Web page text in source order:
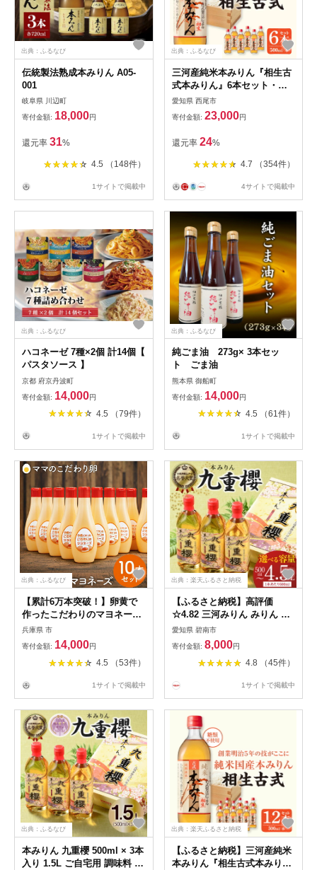
出典：ふるなび
伝統製法熟成本みりん A05-
001
岐阜県 川辺町
寄付金額: 18,000円
還元率 31%
4.5 （148件）
1サイトで掲載中
出典：ふるなび
三河産純米本みりん『相生古
式本みりん』6本セット・
A008-23
愛知県 西尾市
寄付金額: 23,000円
還元率 24%
4.7 （354件）
4サイトで掲載中
出典：ふるなび
ハコネーゼ 7種×2個 計14個【
パスタソース 】
京都 府京丹波町
寄付金額: 14,000円
4.5 （79件）
1サイトで掲載中
出典：ふるなび
純ごま油 273g× 3本セッ
ト ごま油
熊本県 御船町
寄付金額: 14,000円
4.5 （61件）
1サイトで掲載中
出典：ふるなび
【累計6万本突破！】卵黄で
作ったこだわりのマヨネーズ
10本 015AC01N.／ママのこ
だわり卵 卵 たまご 大容量 栄
養満点 調味料 お料理 安心 安
全 健康 玉子 サラダ ディップ
兵庫県 市
寄付金額: 14,000円
4.5 （53件）
1サイトで掲載中
出典：楽天ふるさと納税
【ふるさと納税】高評価
☆4.82 三河みりん みりん 本
みりん 500ml 選べる 容量 1
本 ～ 9本 九重櫻 全国酒類品
評会 名誉大賞 受賞 九重味淋
江戸時代 創業 昔ながらの製
国産 もち米 豊富なうま味 料
南市 送料無料
愛知県 碧南市
寄付金額: 8,000円
4.8 （45件）
1サイトで掲載中
出典：ふるなび
本みりん 九重櫻 500ml × 3本
入り 1.5L ご自宅用 調味料 国
出典：楽天ふるさと納税
【ふるさと納税】三河産純米
本みりん『相生古式本みり